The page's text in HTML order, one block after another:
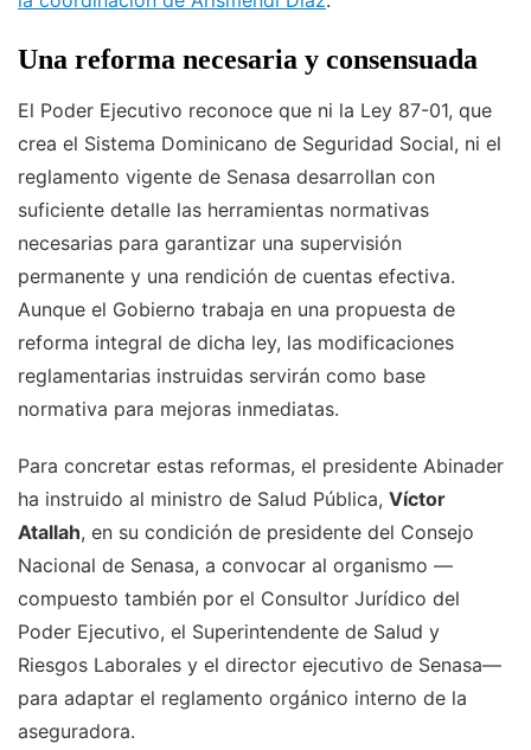
Una reforma necesaria y consensuada
El Poder Ejecutivo reconoce que ni la Ley 87-01, que
crea el Sistema Dominicano de Seguridad Social, ni el
reglamento vigente de Senasa desarrollan con
suficiente detalle las herramientas normativas
necesarias para garantizar una supervisión
permanente y una rendición de cuentas efectiva.
Aunque el Gobierno trabaja en una propuesta de
reforma integral de dicha ley, las modificaciones
reglamentarias instruidas servirán como base
normativa para mejoras inmediatas.
Para concretar estas reformas, el presidente Abinader
ha instruido al ministro de Salud Pública, Víctor
Atallah, en su condición de presidente del Consejo
Nacional de Senasa, a convocar al organismo —
compuesto también por el Consultor Jurídico del
Poder Ejecutivo, el Superintendente de Salud y
Riesgos Laborales y el director ejecutivo de Senasa—
para adaptar el reglamento orgánico interno de la
aseguradora.